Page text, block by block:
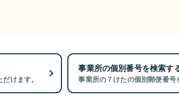
けます。
事業所の個別番号を検索す
事業所の７けたの個別郵便番号